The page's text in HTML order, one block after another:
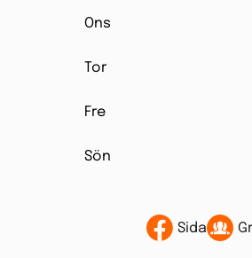
Ons
Tor
Fre
Sön
Sida